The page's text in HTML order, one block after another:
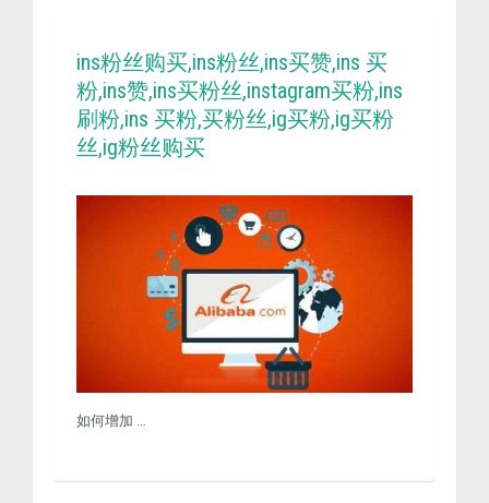
ins粉丝购买,ins粉丝,ins买赞,ins 买
粉,ins赞,ins买粉丝,instagram买粉,ins
刷粉,ins 买粉,买粉丝,ig买粉,ig买粉
丝,ig粉丝购买
如何增加 …